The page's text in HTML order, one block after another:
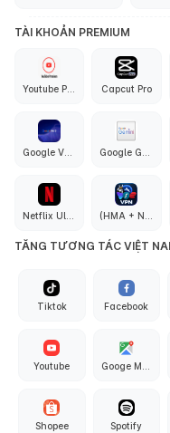
TÀI KHOẢN PREMIUM
Capcut Pro
TĂNG TƯƠNG TÁC VIỆT
Tiktok Facebook
Youtube
Shopee Spotify